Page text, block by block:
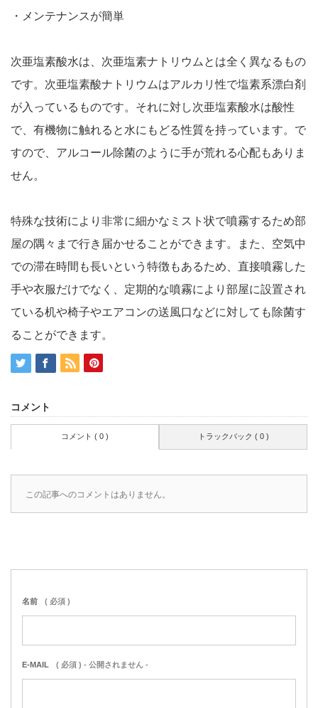
・メンテナンスが簡単
次亜塩素酸水は、次亜塩素ナトリウムとは全く異なるもの
です。次亜塩素酸ナトリウムはアルカリ性で塩素系漂白剤
が入っているものです。それに対し次亜塩素酸水は酸性
で、有機物に触れると水にもどる性質を持っています。で
すので、アルコール除菌のように手が荒れる心配もありま
せん。
特殊な技術により非常に細かなミスト状で噴霧するため部
屋の隅々まで行き届かせることができます。また、空気中
での滞在時間も長いという特徴もあるため、直接噴霧した
手や衣服だけでなく、定期的な噴霧により部屋に設置され
ている机や椅子やエアコンの送風口などに対しても除菌す
ることができます。
コメント
コメント ( 0 ) トラックバック ( 0 )
この記事へのコメントはありません。
名前 ( 必須 )
E-MAIL ( 必須 ) - 公開されません -